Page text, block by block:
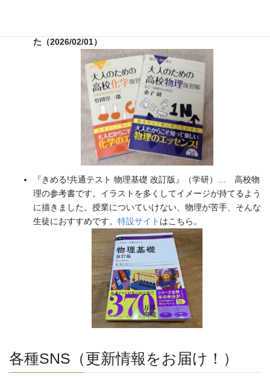
た（2026/02/01）
『きめる!共通テスト 物理基礎 改訂版』（学研）… 高校物
理の参考書です。イラストを多くしてイメージが持てるよう
に描きました。授業についていけない、物理が苦手、そんな
生徒におすすめです。 特設サイト はこちら。
各種SNS（更新情報をお届け！）